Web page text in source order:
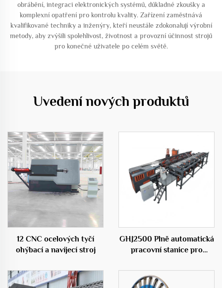
obrábění, integraci elektronických systémů, důkladné zkoušky a
komplexní opatření pro kontrolu kvality. Zařízení zaměstnává
kvalifikované techniky a inženýry, kteří neustále zdokonalují výrobní
metody, aby zvýšili spolehlivost, životnost a provozní účinnost strojů
pro konečné uživatele po celém světě.
Uvedení nových produktů
12 CNC ocelových tyčí
ohýbací a navíjecí stroj
GHJ2500 Plně automatická
pracovní stanice pro